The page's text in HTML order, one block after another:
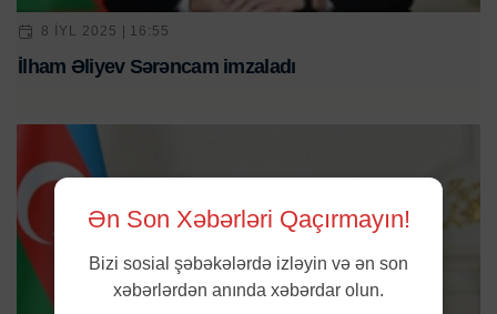
8 IYL 2025 | 16:55
İlham Əliyev Sərəncam imzaladı
Ən Son Xəbərləri Qaçırmayın!
Bizi sosial şəbəkələrdə izləyin və ən son
xəbərlərdən anında xəbərdar olun.